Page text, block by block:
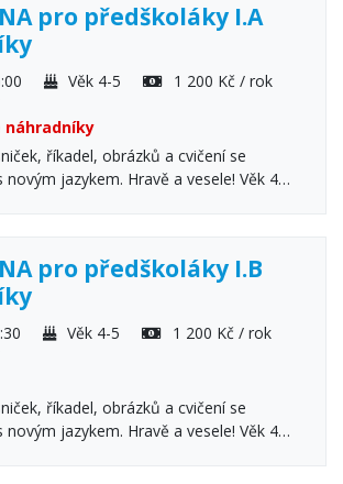
pro předškoláky I.A
Věk 4-5
1 200 Kč / rok
náhradníky
říkadel, obrázků a cvičení se
novým jazykem. Hravě a vesele! Věk 4
pro předškoláky I.B
Věk 4-5
1 200 Kč / rok
říkadel, obrázků a cvičení se
novým jazykem. Hravě a vesele! Věk 4